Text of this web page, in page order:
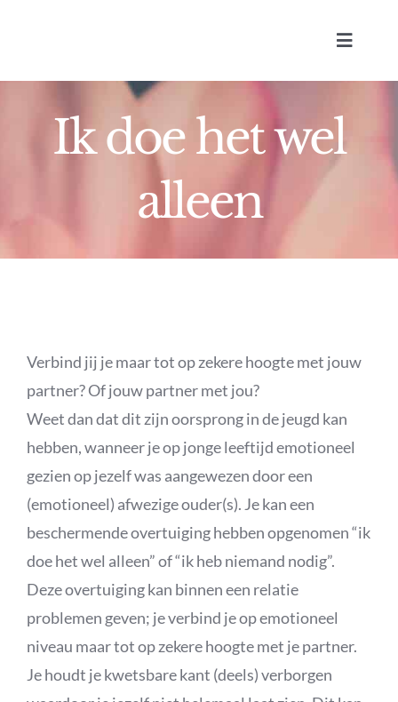
Toggle
Ik doe het wel
alleen
Verbind jij je maar tot op zekere hoogte met jouw
partner? Of jouw partner met jou?
Weet dan dat dit zijn oorsprong in de jeugd kan
hebben, wanneer je op jonge leeftijd emotioneel
gezien op jezelf was aangewezen door een
(emotioneel) afwezige ouder(s). Je kan een
beschermende overtuiging hebben opgenomen “ik
doe het wel alleen” of “ik heb niemand nodig”.
Deze overtuiging kan binnen een relatie
problemen geven; je verbind je op emotioneel
niveau maar tot op zekere hoogte met je partner.
Je houdt je kwetsbare kant (deels) verborgen